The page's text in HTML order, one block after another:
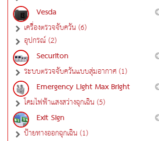
Vesda
เครื่องตรวจจับควัน (6)
อุปกรณ์ (2)
Securiton
ระบบตรวจจับควันแบบสุ่มอากาศ (1)
Emergency Light Max Bright
โคมไฟฟ้าแสงสว่างฉุกเฉิน (5)
Exit Sign
ป้ายทางออกฉุกเฉิน (1)